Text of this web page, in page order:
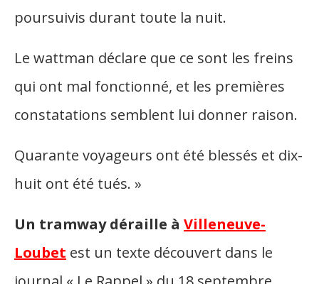
poursuivis durant toute la nuit.
Le wattman déclare que ce sont les freins
qui ont mal fonctionné, et les premières
constatations semblent lui donner raison.
Quarante voyageurs ont été blessés et dix-
huit ont été tués. »
Un tramway déraille à Villeneuve-
Loubet est un texte découvert dans le